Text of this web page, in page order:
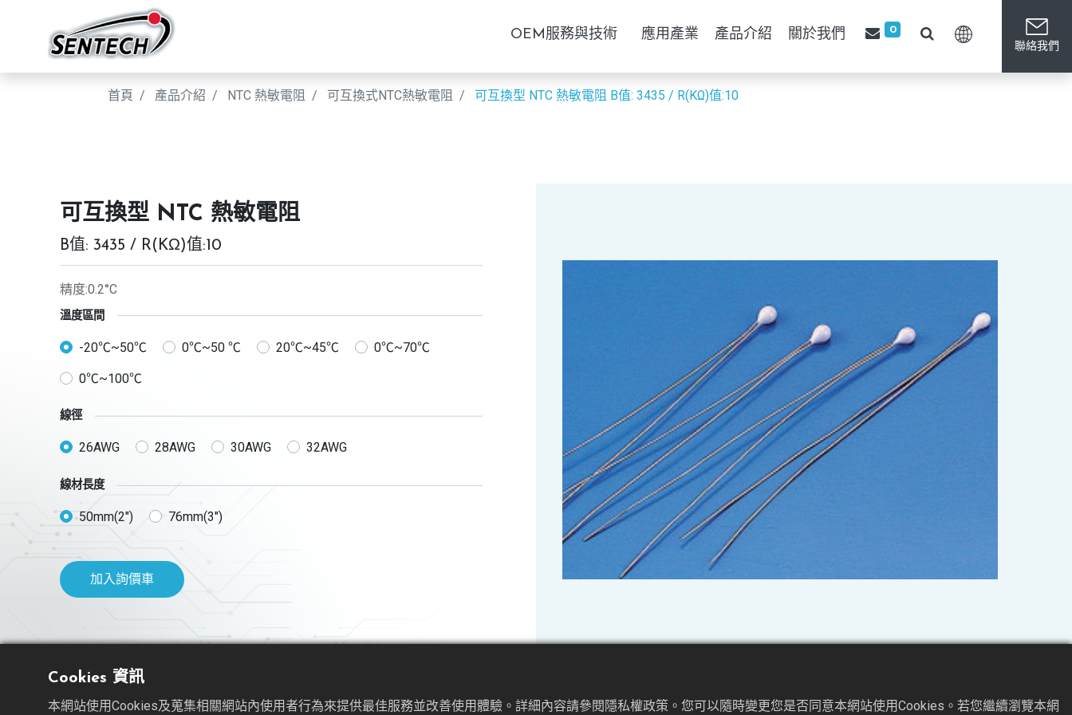
OEM服務與技術 應用產業 產品介紹 關於我們 0
聯絡我們
首頁 產品介紹 NTC 熱敏電阻 可互換式NTC熱敏電阻 可互換型 NTC 熱敏電阻 B值: 3435 / R(KΩ)值:10
可互換型 NTC 熱敏電阻
B值: 3435 / R(KΩ)值:10
精度:0.2°C
溫度區間
-20℃~50℃ 0℃~50 ℃ 20℃~45℃ 0℃~70℃
0℃~100℃
線徑
26AWG 28AWG 30AWG 32AWG
線材長度
50mm(2") 76mm(3")
加入詢價車
Cookies 資訊
本網站使用Cookies及蒐集相關網站內使用者行為來提供最佳服務並改善使用體驗。詳細內容請參閱隱私權政策。您可以隨時變更您是否同意本網站使用Cookies。若您繼續瀏覽本網